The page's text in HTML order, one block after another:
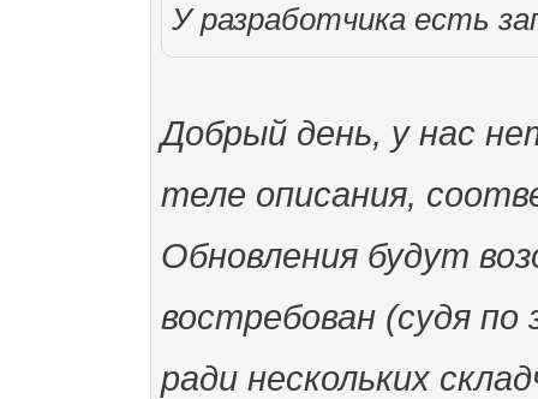
У разработчика есть
Добрый день, у нас
теле описания,
Обновления будут
востребован (судя
ради нескольких